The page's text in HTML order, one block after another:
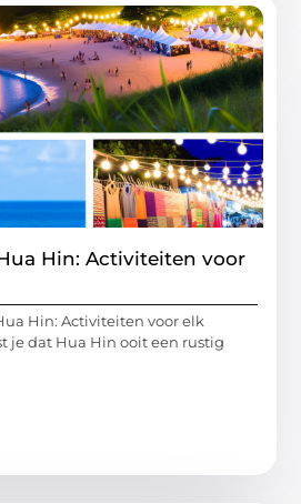
Hin: Activiteiten voor
Hin: Activiteiten voor elk
je dat Hua Hin ooit een rustig